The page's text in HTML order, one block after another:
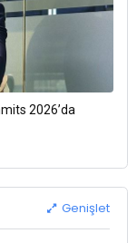
2026’da
Genişlet